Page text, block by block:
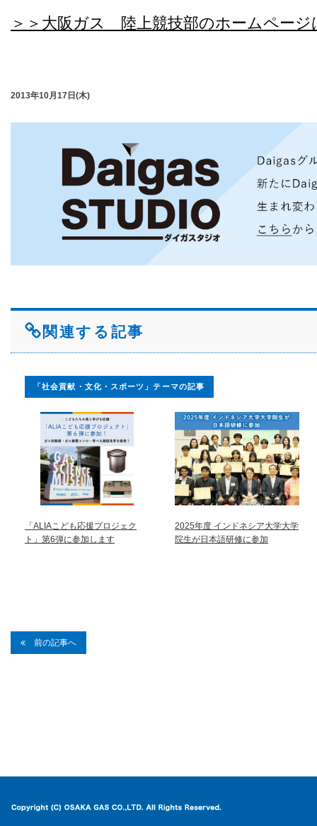
＞＞大阪ガス 陸上競技部のホームページ
2013年10月17日(木)
関連する記事
「社会貢献・文化・スポーツ」テーマの記事
「ALIAこども応援プロジェク
ト」第6弾に参加します
2025年度 インドネシア大学大学
院生が日本語研修に参加
前の記事へ